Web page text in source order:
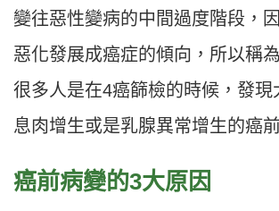
變往惡性變病的中間過度階段，
惡化發展成癌症的傾向，所以稱
很多人是在4癌篩檢的時候，發現
息肉增生或是乳腺異常增生的癌
癌前病變的3大原因